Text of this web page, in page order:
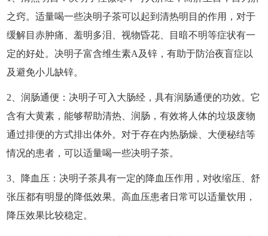
之窍。适量喝一些决明子茶可以起到清热明目的作用，对于
缓解目赤肿痛、羞明多泪、视物昏花、目暗不明等症状有一
定的好处。决明子富含维生素A及锌，有助于防治夜盲症以
及避免小儿缺锌。
2、润肠通便：决明子可入大肠经，具有润肠通便的功效。它
含有大黄素，能够帮助清热、润肠，有效将人体的垃圾废物
通过排便的方式排出体外。对于存在内热肠燥、大便秘结等
情况的患者，可以适量喝一些决明子茶。
3、降血压：决明子茶具有一定的降血压作用，对收缩压、舒
张压都有明显的降低效果。高血压患者日常可以适量饮用，
降压效果比较稳定。